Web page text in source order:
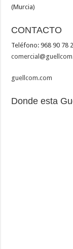
(Murcia)
CONTACTO
Teléfono: 968 90 78
comercial@
guellcom.com
Donde esta